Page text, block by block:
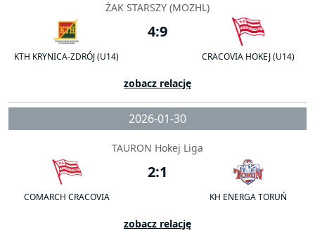
ŻAK STARSZY (MOZHL)
KTH KRYNICA-ZDRÓJ (U14)
4:9
CRACOVIA HOKEJ (U14)
zobacz relację
2026-01-30
TAURON Hokej Liga
COMARCH CRACOVIA
2:1
KH ENERGA TORUŃ
zobacz relację